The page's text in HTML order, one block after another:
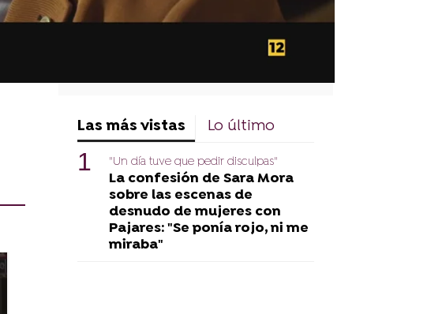
Las más vistas Lo último
"Un día tuve que pedir disculpas"
La confesión de Sara Mora
sobre las escenas de
desnudo de mujeres con
Pajares: "Se ponía rojo, ni me
miraba"